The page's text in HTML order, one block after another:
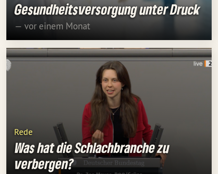
Gesundheitsversorgung unter Druck
— vor einem Monat
Rede
Was hat die Schlachbranche zu
verbergen?